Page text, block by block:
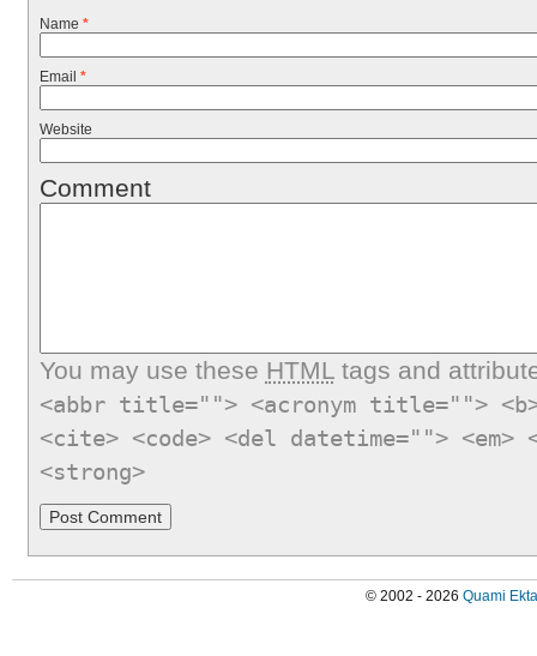
Name *
Email *
Website
Comment
You may use these HTMLtags and
<abbr title=""> <acronym title="">
<cite> <code> <del datetime="">
<strong>
© 2002 - 2026 Quami